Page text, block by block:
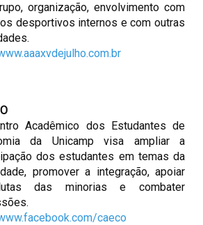
organização, envolvimento com
desportivos internos e com outras
Acadêmico dos Estudantes de
da Unicamp visa ampliar a
dos estudantes em temas da
promover a integração, apoiar
das minorias e combater
caeco